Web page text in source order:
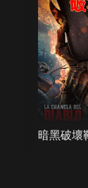
暗黑破壞